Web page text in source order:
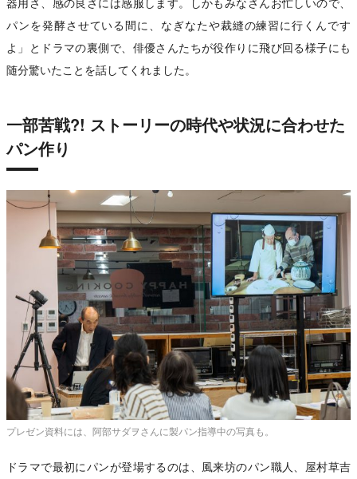
パンを発酵させている間に、なぎなたや裁縫の練習に行くんです
よ」とドラマの裏側で、俳優さんたちが役作りに飛び回る様子にも
随分驚いたことを話してくれました。
一部苦戦?! ストーリーの時代や状況に合わせた
パン作り
プレゼン資料には、阿部サダヲさんに製パン指導中の写真も。
ドラマで最初にパンが登場するのは、風来坊のパン職人、屋村草吉